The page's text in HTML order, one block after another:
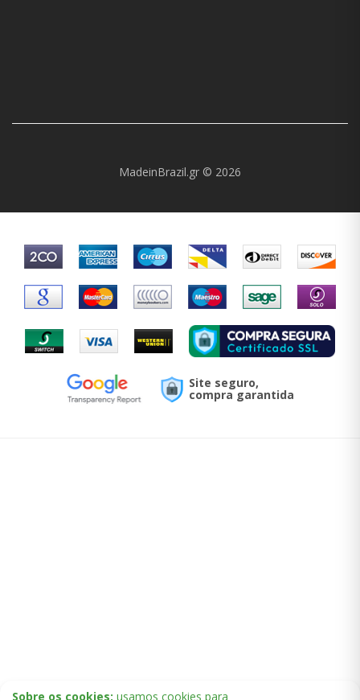
Sobre os cookies: usamos cookies para
MadeinBrazil.gr © 2026
Site seguro,
compra garantida